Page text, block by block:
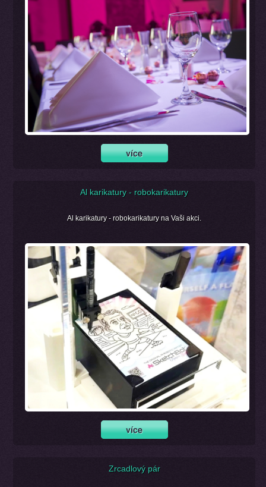
Al karikatury - robokarikatury
Al karikatury - robokarikatury na Vaši akci.
Zrcadlový pár